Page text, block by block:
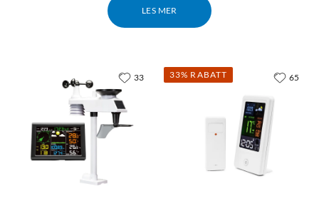
LES MER
33 33% RABATT 65